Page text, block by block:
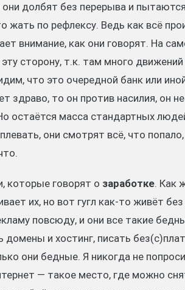
они долбят без перерыва и
жать по рефлексу. Ведь как всё
внимание, как они говорят. На
сторону, т.к. там много
что это очередной банк или
здраво, то он против насилия, он
остаётся масса стандартных
они смотрят всё, что
которые говорят о заработке. Как
их, но вот гугл как-то живёт
повсюду, и они все такие
домены и хостинг, писать
они бедные. Я никогда не
— такое место, где можно